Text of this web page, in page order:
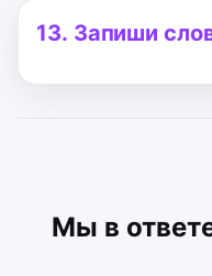
13. Запиши
Мы в